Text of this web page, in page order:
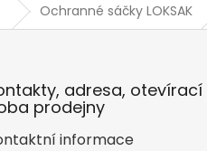
DomůOchranné sáčky LOKSAK
adresa, otevírací
prodejny
informace